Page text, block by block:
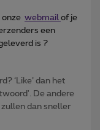
onze webmail of je
een
is ?
‘Like’ dan het
De andere
dan sneller